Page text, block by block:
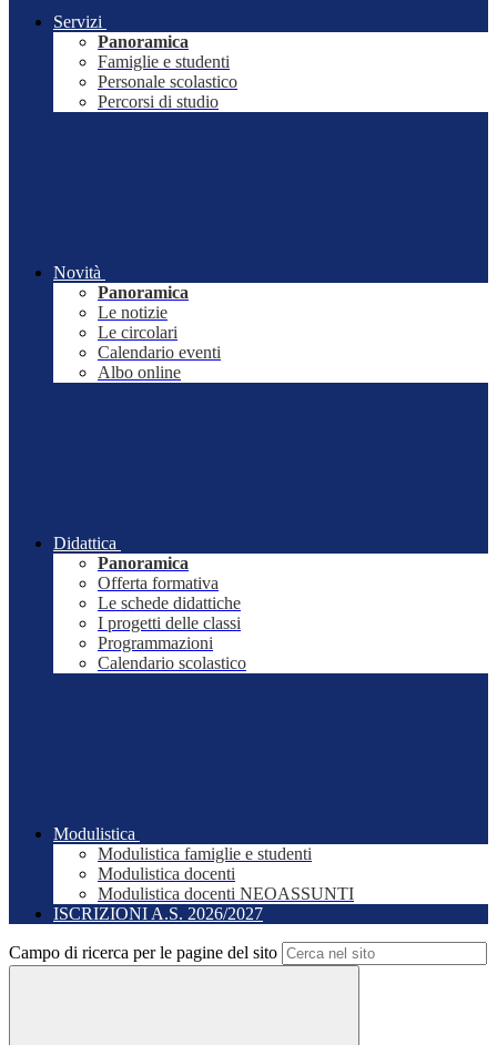
Servizi
Panoramica
Famiglie e studenti
Personale scolastico
Percorsi di studio
Novità
Panoramica
Le notizie
Le circolari
Calendario eventi
Albo online
Didattica
Panoramica
Offerta formativa
Le schede didattiche
I progetti delle classi
Programmazioni
Calendario scolastico
Modulistica
Modulistica famiglie e studenti
Modulistica docenti
Modulistica docenti NEOASSUNTI
ISCRIZIONI A.S. 2026/2027
Campo di ricerca per le pagine del sito